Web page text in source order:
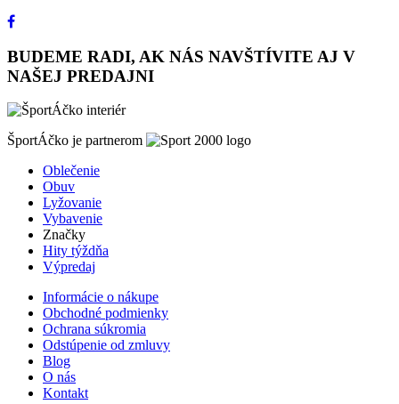
BUDEME RADI, AK NÁS NAVŠTÍVITE AJ V
NAŠEJ PREDAJNI
ŠportÁčko je partnerom
Oblečenie
Obuv
Lyžovanie
Vybavenie
Značky
Hity týždňa
Výpredaj
Informácie o nákupe
Obchodné podmienky
Ochrana súkromia
Odstúpenie od zmluvy
Blog
O nás
Kontakt